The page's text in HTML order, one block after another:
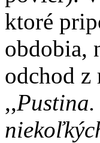
ktoré
obdobia,
odchod z
,,